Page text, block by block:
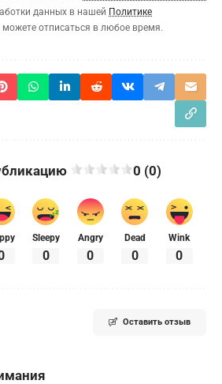
данных в нашей Политике
можете отписаться в любое время.
0 (0)
Sleepy
0
Angry
0
Dead
0
Wink
0
Оставить отзыв